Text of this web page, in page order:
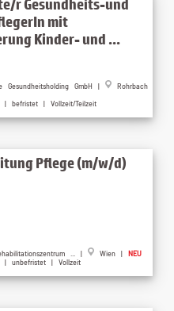
r Gesundheits-und
mit
Kinder- und ...
Gesundheitsholding GmbH |
Rohrbach
| befristet | Vollzeit/Teilzeit
Pflege (m/w/d)
... | Wien | NEU
| unbefristet | Vollzeit